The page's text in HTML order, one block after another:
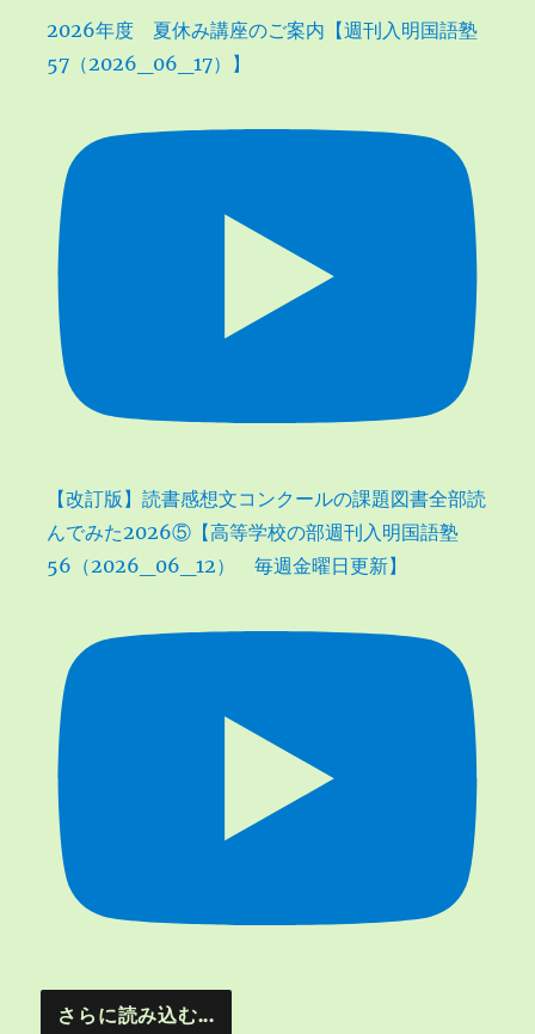
2026年度 夏休み講座のご案内【週刊入明国語塾
57（2026_06_17）】
【改訂版】読書感想文コンクールの課題図書全部読
んでみた2026⑤【高等学校の部週刊入明国語塾
56（2026_06_12） 毎週金曜日更新】
さらに読み込む...